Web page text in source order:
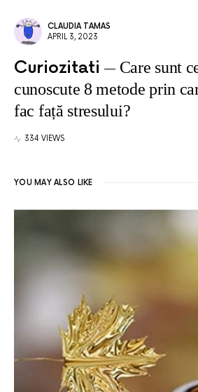
CLAUDIA TAMAS
APRIL 3, 2023
Curiozitati
Care sunt
cunoscute 8 metode prin
fac față stresului?
334 VIEWS
YOU MAY ALSO LIKE